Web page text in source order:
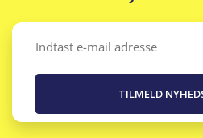
Email